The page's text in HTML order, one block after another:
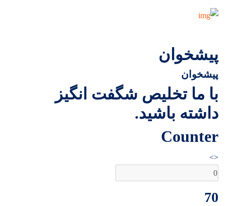
پیشخوان
پیشخوان
با ما تخلیص شگفت انگیز
داشته باشید.
Counter
<>
70